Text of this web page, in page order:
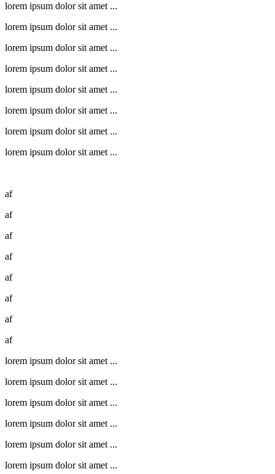
lorem ipsum dolor sit amet ...
lorem ipsum dolor sit amet ...
lorem ipsum dolor sit amet ...
lorem ipsum dolor sit amet ...
lorem ipsum dolor sit amet ...
lorem ipsum dolor sit amet ...
lorem ipsum dolor sit amet ...
lorem ipsum dolor sit amet ...
af
af
af
af
af
af
af
af
lorem ipsum dolor sit amet ...
lorem ipsum dolor sit amet ...
lorem ipsum dolor sit amet ...
lorem ipsum dolor sit amet ...
lorem ipsum dolor sit amet ...
lorem ipsum dolor sit amet ...